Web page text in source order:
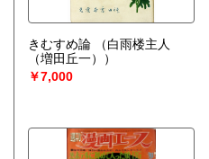
きむすめ論
（白雨楼主人
（増田丘一））
￥7,000